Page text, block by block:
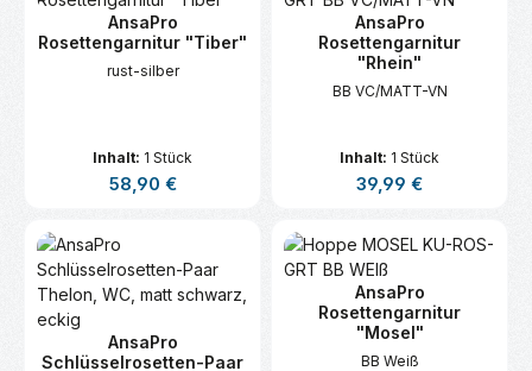
AnsaPro
Rosettengarnitur "Tiber"
rust-silber
Inhalt: 1 Stück
Regulärer Preis:
58,90 €
AnsaPro
Rosettengarnitur
"Rhein"
BB VC/MATT-VN
Inhalt: 1 Stück
Regulärer Preis:
39,99 €
AnsaPro
Schlüsselrosetten-Paar
AnsaPro
Rosettengarnitur
"Mosel"
BB Weiß